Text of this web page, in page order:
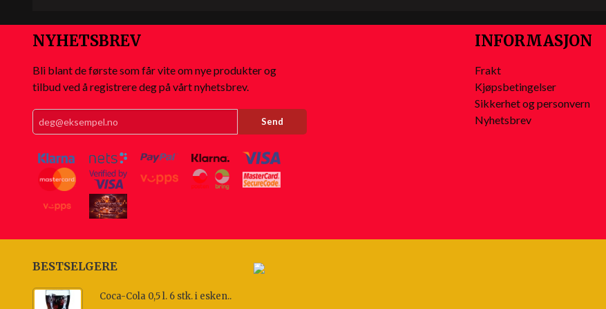
NYHETSBREV
Bli blant de første som får vite om nye produkter og
tilbud ved å registrere deg på vårt nyhetsbrev.
INFORMASJON
Frakt
Kjøpsbetingelser
Sikkerhet og personvern
Nyhetsbrev
BESTSELGERE
Coca-Cola 0,5 l. 6 stk. i esken..